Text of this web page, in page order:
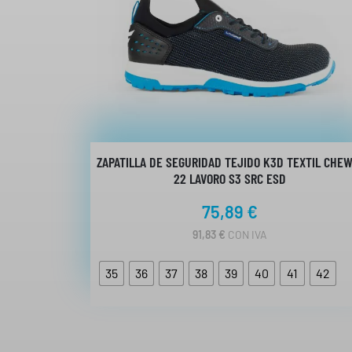
ZAPATILLA DE SEGURIDAD TEJIDO K3D TEXTIL
22 LAVORO S3 SRC ESD
75,89 €
91,83 € CON IVA
35 36 37 38 39 40 41 42